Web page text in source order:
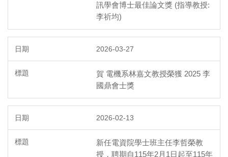
訊學會博士最佳論文獎 (指導教授:
李祈均)
2026-03-27
賀 電機系林嘉文教授榮獲 2025 李
國鼎會士獎
2026-02-13
新任電資院學士班主任李哲榮教
授，聘期自115年2月1日起至115年